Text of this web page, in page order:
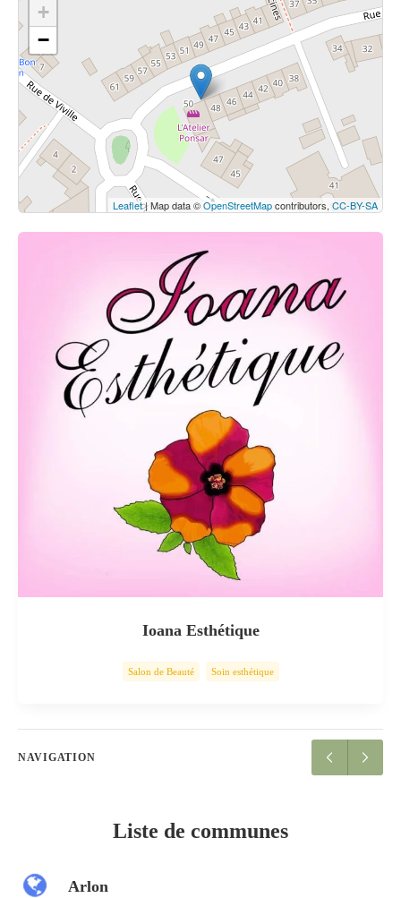
Cliquez sur le bouton pour afficher la carte.
Voir la carte
+
−
Leaflet| Map data ©OpenStreetMapcontributors, CC-BY-SA
Ioana Esthétique
Salon de Beauté Soin esthétique
NAVIGATION
Liste de communes
Arlon